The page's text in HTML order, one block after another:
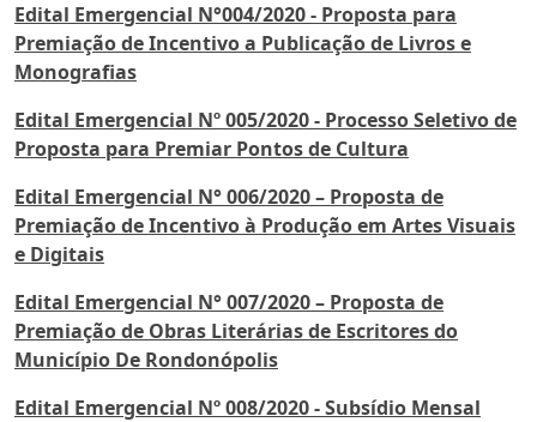
Edital Emergencial N°004/2020 - Proposta para
Premiação de Incentivo a Publicação de Livros e
Monografias
Edital Emergencial Nº 005/2020 - Processo Seletivo de
Proposta para Premiar Pontos de Cultura
Edital Emergencial N° 006/2020 – Proposta de
Premiação de Incentivo à Produção em Artes Visuais
e Digitais
Edital Emergencial N° 007/2020 – Proposta de
Premiação de Obras Literárias de Escritores do
Município De Rondonópolis
Edital Emergencial Nº 008/2020 - Subsídio Mensal